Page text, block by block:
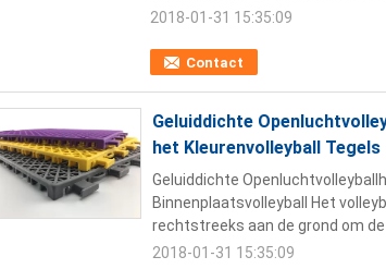
Contact
2018-01-31 15:35:09
Geluiddichte
het Kleurenvolleyball Tegels
Geluiddichte
Binnenplaatsvolleyball Het
rechtstreeks aan de grond om de
2018-01-31 15:35:09